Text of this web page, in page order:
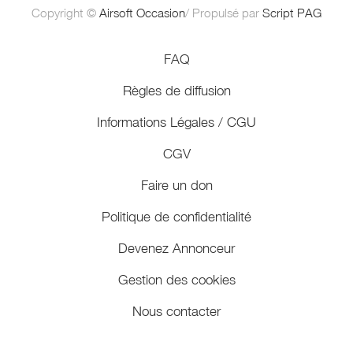
Copyright © Airsoft Occasion/ Propulsé par Script PAG
FAQ
Règles de diffusion
Informations Légales / CGU
CGV
Faire un don
Politique de confidentialité
Devenez Annonceur
Gestion des cookies
Nous contacter